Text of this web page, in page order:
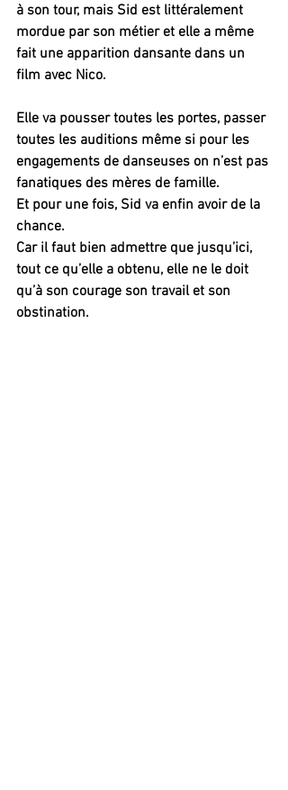
à son tour, mais Sid est littéralement
mordue par son métier et elle a même
fait une apparition dansante dans un
film avec Nico.
Elle va pousser toutes les portes, passer
toutes les auditions même si pour les
engagements de danseuses on n’est pas
fanatiques des mères de famille.
Et pour une fois, Sid va enfin avoir de la
chance.
Car il faut bien admettre que jusqu’ici,
tout ce qu’elle a obtenu, elle ne le doit
qu’à son courage son travail et son
obstination.